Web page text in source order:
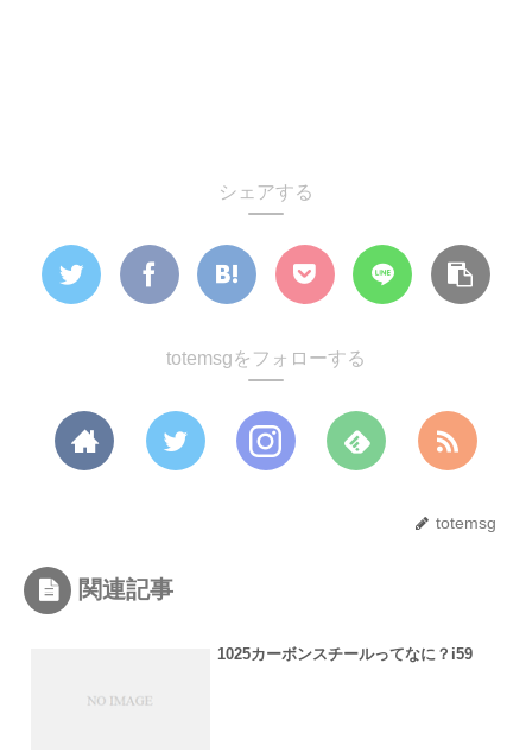
シェアする
totemsgをフォローする
totemsg
関連記事
1025カーボンスチールってなに？i59